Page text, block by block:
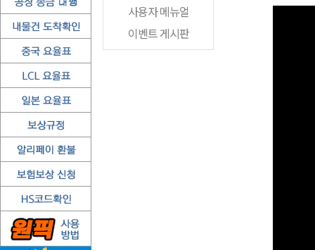
사용자 메뉴얼
이벤트 게시판